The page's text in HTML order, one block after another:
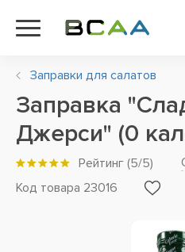
Заправки для салатов
Заправка
Джерси" (0
Рейтинг (5/5)
Код товара 23016